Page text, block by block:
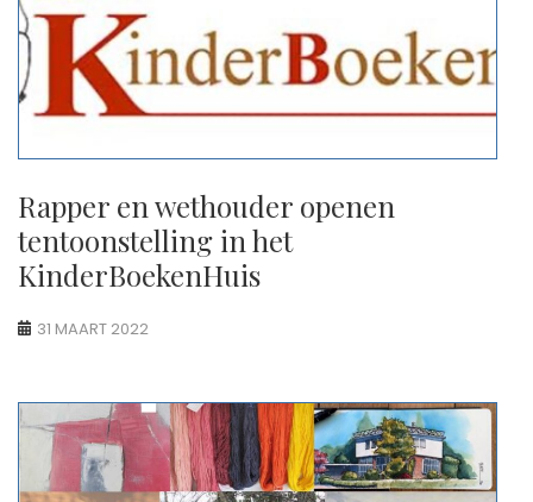
Rapper en wethouder openen
tentoonstelling in het
KinderBoekenHuis
31 MAART 2022